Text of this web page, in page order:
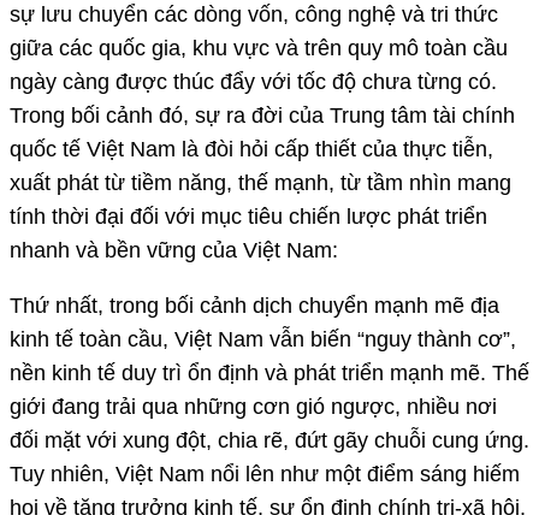
sự lưu chuyển các dòng vốn, công nghệ và tri thức
giữa các quốc gia, khu vực và trên quy mô toàn cầu
ngày càng được thúc đẩy với tốc độ chưa từng có.
Trong bối cảnh đó, sự ra đời của Trung tâm tài chính
quốc tế Việt Nam là đòi hỏi cấp thiết của thực tiễn,
xuất phát từ tiềm năng, thế mạnh, từ tầm nhìn mang
tính thời đại đối với mục tiêu chiến lược phát triển
nhanh và bền vững của Việt Nam:
Thứ nhất, trong bối cảnh dịch chuyển mạnh mẽ địa
kinh tế toàn cầu, Việt Nam vẫn biến “nguy thành cơ”,
nền kinh tế duy trì ổn định và phát triển mạnh mẽ. Thế
giới đang trải qua những cơn gió ngược, nhiều nơi
đối mặt với xung đột, chia rẽ, đứt gãy chuỗi cung ứng.
Tuy nhiên, Việt Nam nổi lên như một điểm sáng hiếm
hoi về tăng trưởng kinh tế, sự ổn định chính trị-xã hội,